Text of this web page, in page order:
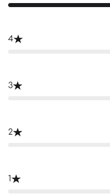
4
3
2
1